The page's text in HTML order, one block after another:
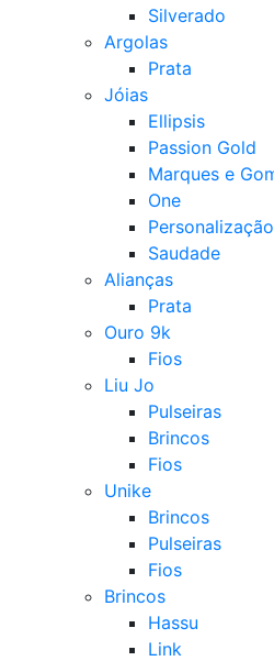
Silverado
Argolas
Prata
Jóias
Ellipsis
Passion Gold
Marques e
One
Personalização
Saudade
Alianças
Prata
Ouro 9k
Fios
Liu Jo
Pulseiras
Brincos
Fios
Unike
Brincos
Pulseiras
Fios
Brincos
Hassu
Link